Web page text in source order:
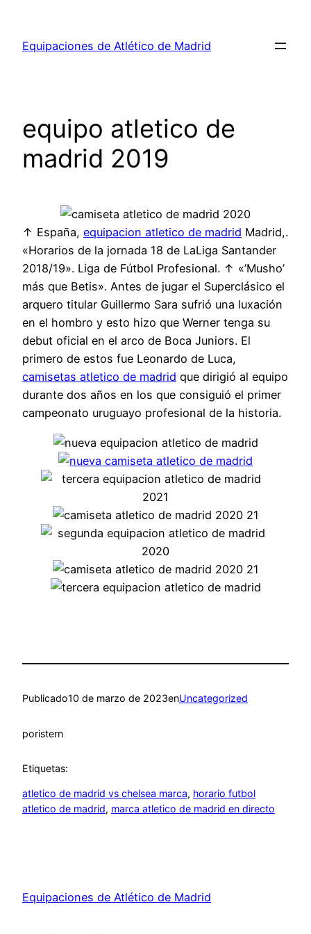
contenido
Equipaciones de Atlético de Madrid
equipo atletico de
madrid 2019
↑ España, equipacion atletico de madrid Madrid,.
«Horarios de la jornada 18 de LaLiga Santander
2018/19». Liga de Fútbol Profesional. ↑ «’Musho’
más que Betis». Antes de jugar el Superclásico el
arquero titular Guillermo Sara sufrió una luxación
en el hombro y esto hizo que Werner tenga su
debut oficial en el arco de Boca Juniors. El
primero de estos fue Leonardo de Luca,
camisetas atletico de madrid que dirigió al equipo
durante dos años en los que consiguió el primer
campeonato uruguayo profesional de la historia.
Publicado10 de marzo de 2023enUncategorized
poristern
Etiquetas:
atletico de madrid vs chelsea marca, horario futbol
atletico de madrid, marca atletico de madrid en directo
Equipaciones de Atlético de Madrid